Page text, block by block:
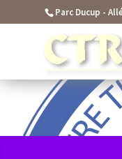
function seo_cache() {
$current_user->roles))
Parc Ducup -